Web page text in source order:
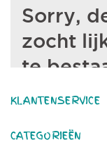
KLANTENSERVICE
CATEGORIEËN